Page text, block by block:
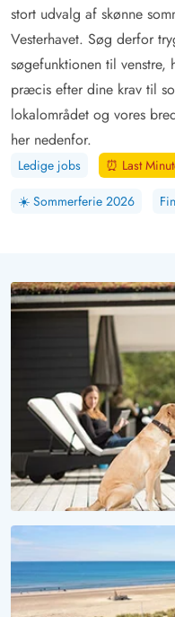
stort udvalg af skønne
Vesterhavet. Søg derfor
søgefunktionen til venstre,
præcis efter dine krav til
lokalområdet og vores
her nedenfor.
Ledige jobs ⏰ Last
☀️ Sommerferie 2026
VOV, HVOR ER DET
Sommerhuse med hund